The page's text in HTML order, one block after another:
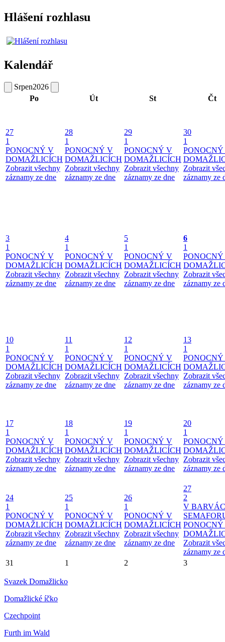
Hlášení rozhlasu
Kalendář
Srpen2026
Po
Út St Čt
27
1
PONOCNÝ V
DOMAŽLICÍCH
Zobrazit všechny
záznamy ze dne
28
1
PONOCNÝ V
DOMAŽLICÍCH
Zobrazit všechny
záznamy ze dne
29
1
PONOCNÝ V
DOMAŽLICÍCH
Zobrazit všechny
záznamy ze dne
30
1
Zobrazit
záznamy ze
3
1
PONOCNÝ V
DOMAŽLICÍCH
Zobrazit všechny
záznamy ze dne
4
1
PONOCNÝ V
DOMAŽLICÍCH
Zobrazit všechny
záznamy ze dne
5
1
PONOCNÝ V
DOMAŽLICÍCH
Zobrazit všechny
záznamy ze dne
6
1
Zobrazit
záznamy ze
10
1
PONOCNÝ V
DOMAŽLICÍCH
Zobrazit všechny
záznamy ze dne
11
1
PONOCNÝ V
DOMAŽLICÍCH
Zobrazit všechny
záznamy ze dne
12
1
PONOCNÝ V
DOMAŽLICÍCH
Zobrazit všechny
záznamy ze dne
13
1
Zobrazit
záznamy ze
17
1
PONOCNÝ V
DOMAŽLICÍCH
Zobrazit všechny
záznamy ze dne
18
1
PONOCNÝ V
DOMAŽLICÍCH
Zobrazit všechny
záznamy ze dne
19
1
PONOCNÝ V
DOMAŽLICÍCH
Zobrazit všechny
záznamy ze dne
20
1
Zobrazit
záznamy ze
24
1
PONOCNÝ V
DOMAŽLICÍCH
Zobrazit všechny
záznamy ze dne
25
1
PONOCNÝ V
DOMAŽLICÍCH
Zobrazit všechny
záznamy ze dne
26
1
PONOCNÝ V
DOMAŽLICÍCH
Zobrazit všechny
záznamy ze dne
27
2
V
Zobrazit
záznamy ze
31
1 2 3
Svazek Domažlicko
Domažlické íčko
Czechpoint
Furth im Wald